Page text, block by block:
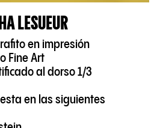
LESUEUR
en impresión
Fine Art
al dorso 1/3
en las siguientes